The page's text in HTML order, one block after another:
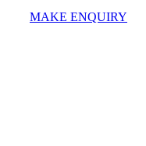
MAKE ENQUIRY